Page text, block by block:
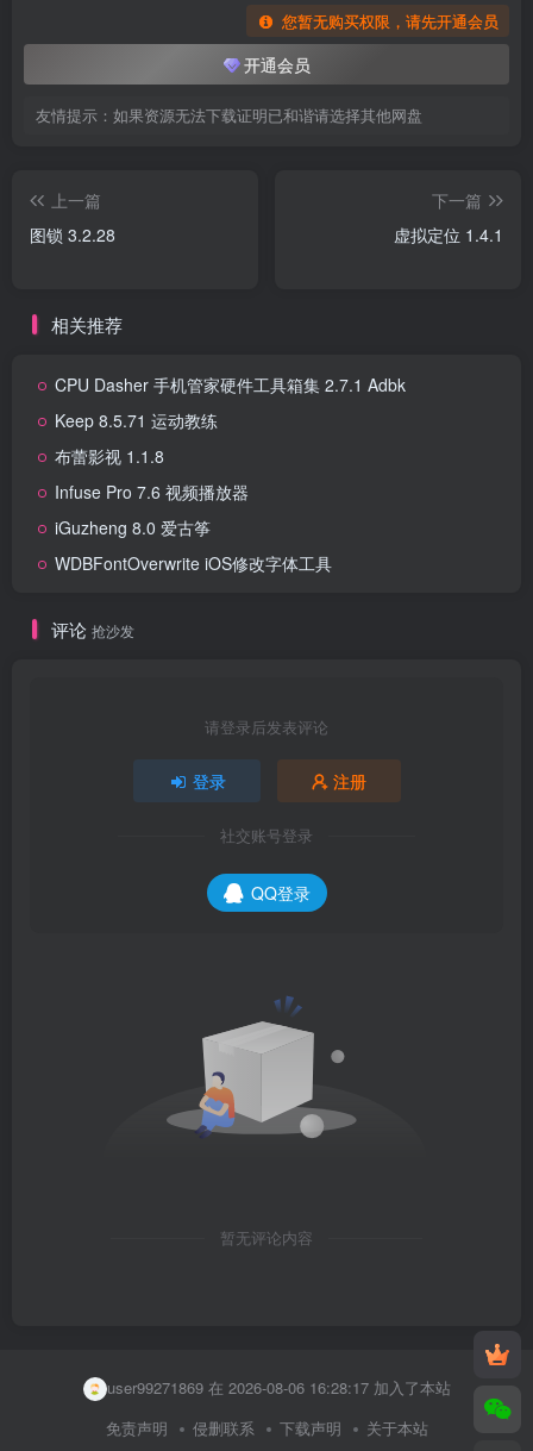
您暂无购买权限，请先开通会员
开通会员
友情提示：如果资源无法下载证明已和谐请选择其他网盘
上一篇
图锁 3.2.28
下一篇
虚拟定位 1.4.1
相关推荐
CPU Dasher 手机管家硬件工具箱集 2.7.1 Adbk
Keep 8.5.71 运动教练
布蕾影视 1.1.8
Infuse Pro 7.6 视频播放器
iGuzheng 8.0 爱古筝
WDBFontOverwrite iOS修改字体工具
评论 抢沙发
请登录后发表评论
登录 注册
社交账号登录
QQ登录
暂无评论内容
user99271869 在 2026-08-06 16:28:17 加入了本站
user99396370 在 2026-08-06 15:34:57 加入了本站
免责声明 侵删联系 下载声明 关于本站